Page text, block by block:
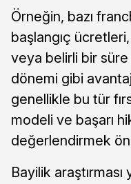
Örneğin, bazı
başlangıç
veya belirli bir
dönemi gibi
genellikle bu tür
modeli ve başarı
değerlendirmek
Bayilik